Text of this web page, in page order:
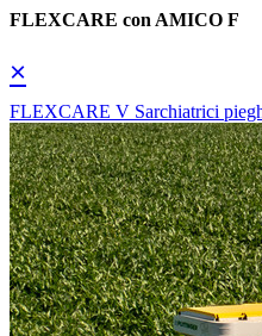
FLEXCARE con AMICO F
×
FLEXCARE V Sarchiatrici